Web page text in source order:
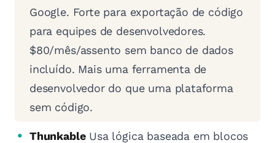
Google. Forte para exportação de código
para equipes de desenvolvedores.
$80/mês/assento sem banco de dados
incluído. Mais uma ferramenta de
desenvolvedor do que uma plataforma
sem código.
ThunkableUsa lógica baseada em blocos